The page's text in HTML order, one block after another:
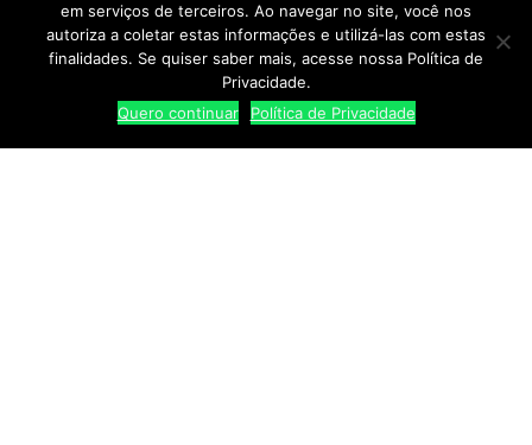
SUA SEGURANÇA
em serviços de terceiros. Ao navegar no site, você nos
autoriza a coletar estas informações e utilizá-las com estas
finalidades. Se quiser saber mais, acesse nossa Política de
Privacidade.
Quero continuar
Política de Privacidade